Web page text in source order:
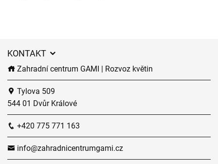
KONTAKT
Zahradní centrum GAMI | Rozvoz květin
Tylova 509
544 01 Dvůr Králové
+420 775 771 163
info@zahradnicentrumgami.cz